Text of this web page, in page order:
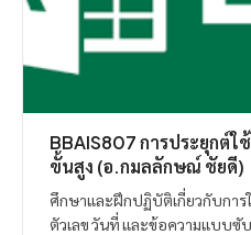
BBAIS807 การประยุกต์ใ
ขั้นสูง (อ.กมลลักษณ์ ชัยดี)
ศึกษาและฝึกปฏิบัติเกี่ยวกับการ
ตัวเลข วันที่ และข้อความแบบซั